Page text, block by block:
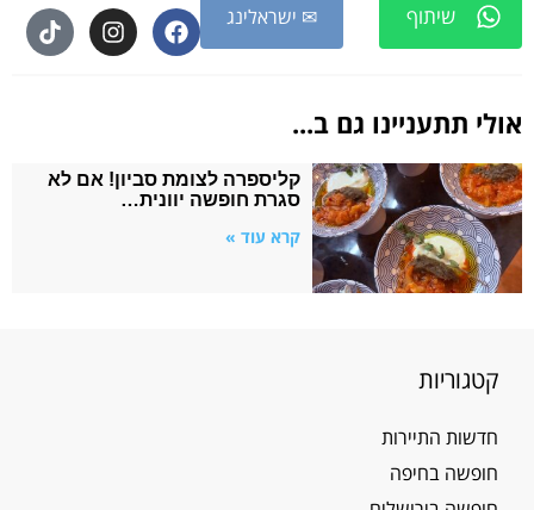
שיתוף ✉ ישראלינג
אולי תתעניינו גם ב...
קליספרה לצומת סביון! אם לא
סגרת חופשה יוונית…
קרא עוד »
קטגוריות
חדשות התיירות
חופשה בחיפה